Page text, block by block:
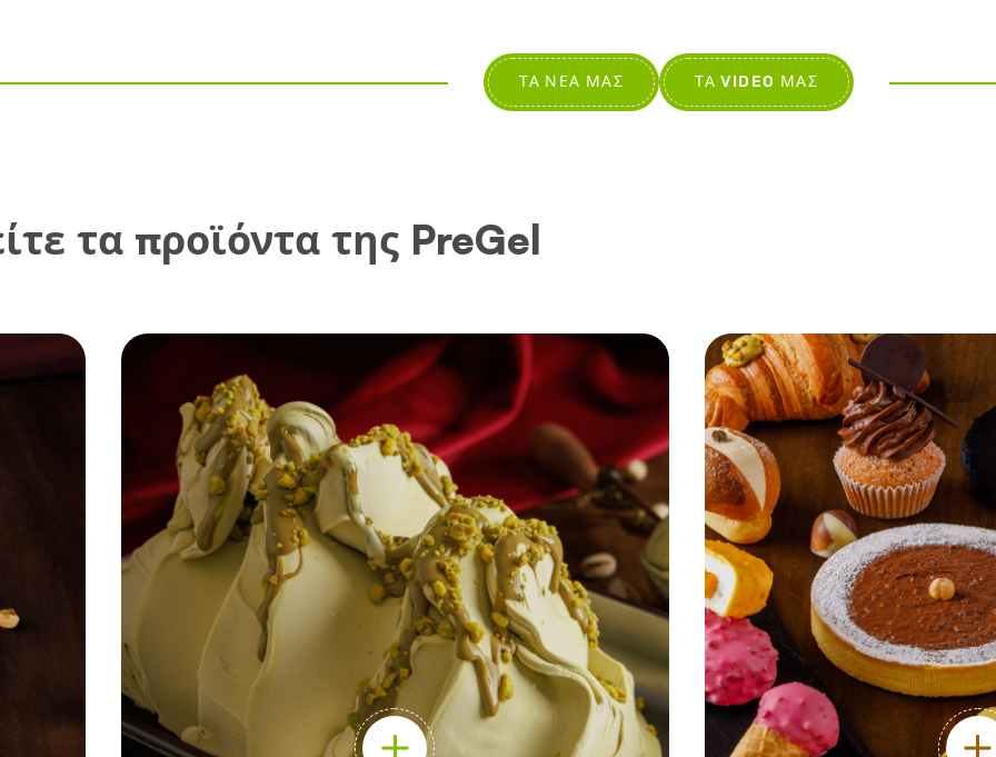
ΤΑ ΝΈΑ ΜΑΣ ΤΑ VIDEO ΜΑΣ
τα προϊόντα της PreGel